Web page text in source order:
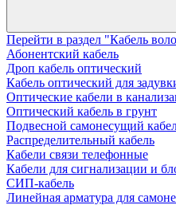
Перейти в раздел "Кабель
Абонентский кабель
Дроп кабель оптический
Кабель оптический для
Оптические кабели в
Оптический кабель в грунт
Подвесной самонесущий
Распределительный кабель
Кабели связи телефонные
Кабели для сигнализации и
СИП-кабель
Линейная арматура для